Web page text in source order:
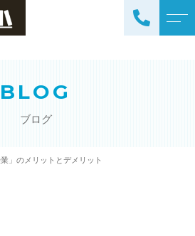
高学年～
3科目）
ブログ
BLOG
ブログ
業」のメリットとデメリット